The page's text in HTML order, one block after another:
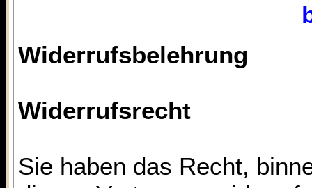
Widerrufsbelehrung
Widerrufsrecht
Sie haben das Recht,